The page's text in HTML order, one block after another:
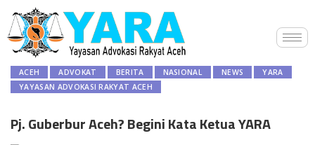
ACEH ADVOKAT BERITA NASIONAL NEWS
YARA
YAYASAN ADVOKASI RAKYAT ACEH
Pj. Guberbur Aceh? Begini Kata Ketua YARA